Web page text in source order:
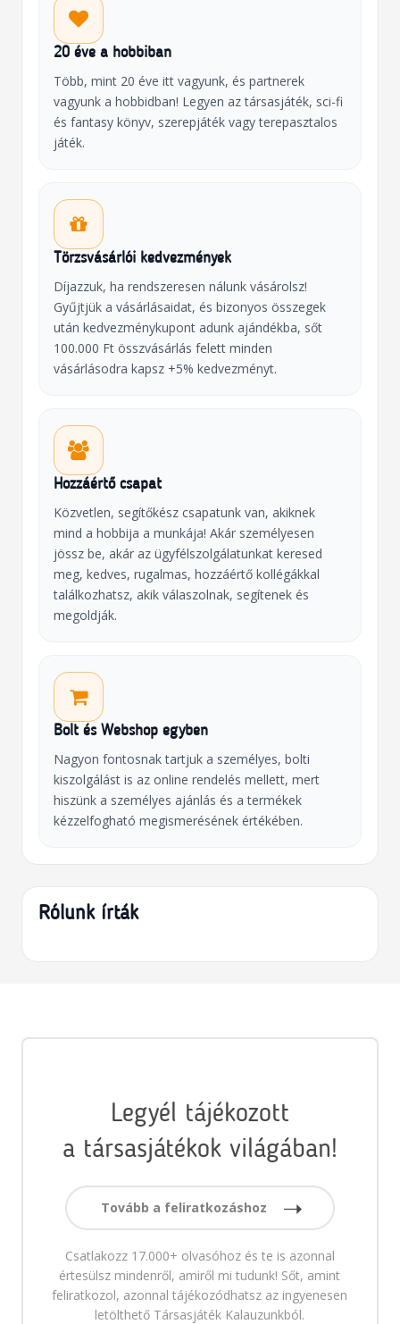
20 éve a hobbiban
Több, mint 20 éve itt vagyunk, és partnerek
vagyunk a hobbidban! Legyen az társasjáték, sci-fi
és fantasy könyv, szerepjáték vagy terepasztalos
játék.
Törzsvásárlói kedvezmények
Díjazzuk, ha rendszeresen nálunk vásárolsz!
Gyűjtjük a vásárlásaidat, és bizonyos összegek
után kedvezménykupont adunk ajándékba, sőt
100.000 Ft összvásárlás felett minden
vásárlásodra kapsz +5% kedvezményt.
Hozzáértő csapat
Közvetlen, segítőkész csapatunk van, akiknek
mind a hobbija a munkája! Akár személyesen
jössz be, akár az ügyfélszolgálatunkat keresed
meg, kedves, rugalmas, hozzáértő kollégákkal
találkozhatsz, akik válaszolnak, segítenek és
megoldják.
Bolt és Webshop egyben
Nagyon fontosnak tartjuk a személyes, bolti
kiszolgálást is az online rendelés mellett, mert
hiszünk a személyes ajánlás és a termékek
kézzelfogható megismerésének értékében.
Rólunk írták
Legyél tájékozott
a társasjátékok világában!
Tovább a feliratkozáshoz
Csatlakozz 17.000+ olvasóhoz és te is azonnal
értesülsz mindenről, amiről mi tudunk! Sőt, amint
feliratkozol, azonnal tájékozódhatsz az ingyenesen
letölthető Társasjáték Kalauzunkból.